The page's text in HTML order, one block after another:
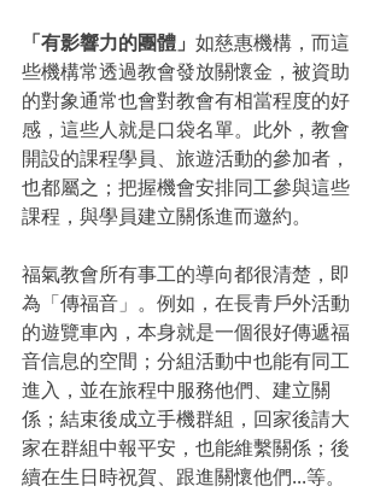
「有影響力的團體」 如慈惠機構，而這
些機構常透過教會發放關懷金，被資助
的對象通常也會對教會有相當程度的好
感，這些人就是口袋名單。此外，教會
開設的課程學員、旅遊活動的參加者，
也都屬之；把握機會安排同工參與這些
課程，與學員建立關係進而邀約。
福氣教會所有事工的導向都很清楚，即
為「傳福音」。例如，在長青戶外活動
的遊覽車內，本身就是一個很好傳遞福
音信息的空間；分組活動中也能有同工
進入，並在旅程中服務他們、建立關
係；結束後成立手機群組，回家後請大
家在群組中報平安，也能維繫關係；後
續在生日時祝賀、跟進關懷他們...等。